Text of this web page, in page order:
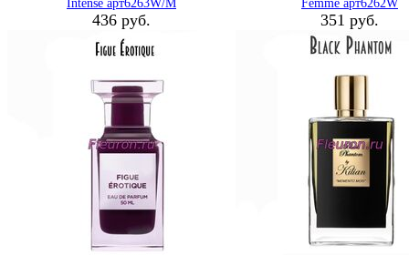
Intense арт6263W/M
436 руб.
Femme арт6262W
351 руб.